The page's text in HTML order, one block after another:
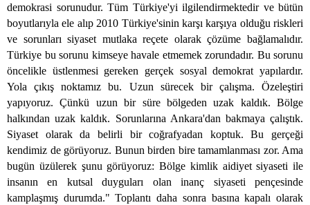
demokrasi sorunudur. Tüm Türkiye'yi ilgilendirmektedir ve bütün
boyutlarıyla ele alıp 2010 Türkiye'sinin karşı karşıya olduğu riskleri
ve sorunları siyaset mutlaka reçete olarak çözüme bağlamalıdır.
Türkiye bu sorunu kimseye havale etmemek zorundadır. Bu sorunu
öncelikle üstlenmesi gereken gerçek sosyal demokrat yapılardır.
Yola çıkış noktamız bu. Uzun sürecek bir çalışma. Özeleştiri
yapıyoruz. Çünkü uzun bir süre bölgeden uzak kaldık. Bölge
halkından uzak kaldık. Sorunlarına Ankara'dan bakmaya çalıştık.
Siyaset olarak da belirli bir coğrafyadan koptuk. Bu gerçeği
kendimiz de görüyoruz. Bunun birden bire tamamlanması zor. Ama
bugün üzülerek şunu görüyoruz: Bölge kimlik aidiyet siyaseti ile
insanın en kutsal duyguları olan inanç siyaseti pençesinde
kamplaşmış durumda." Toplantı daha sonra basına kapalı olarak